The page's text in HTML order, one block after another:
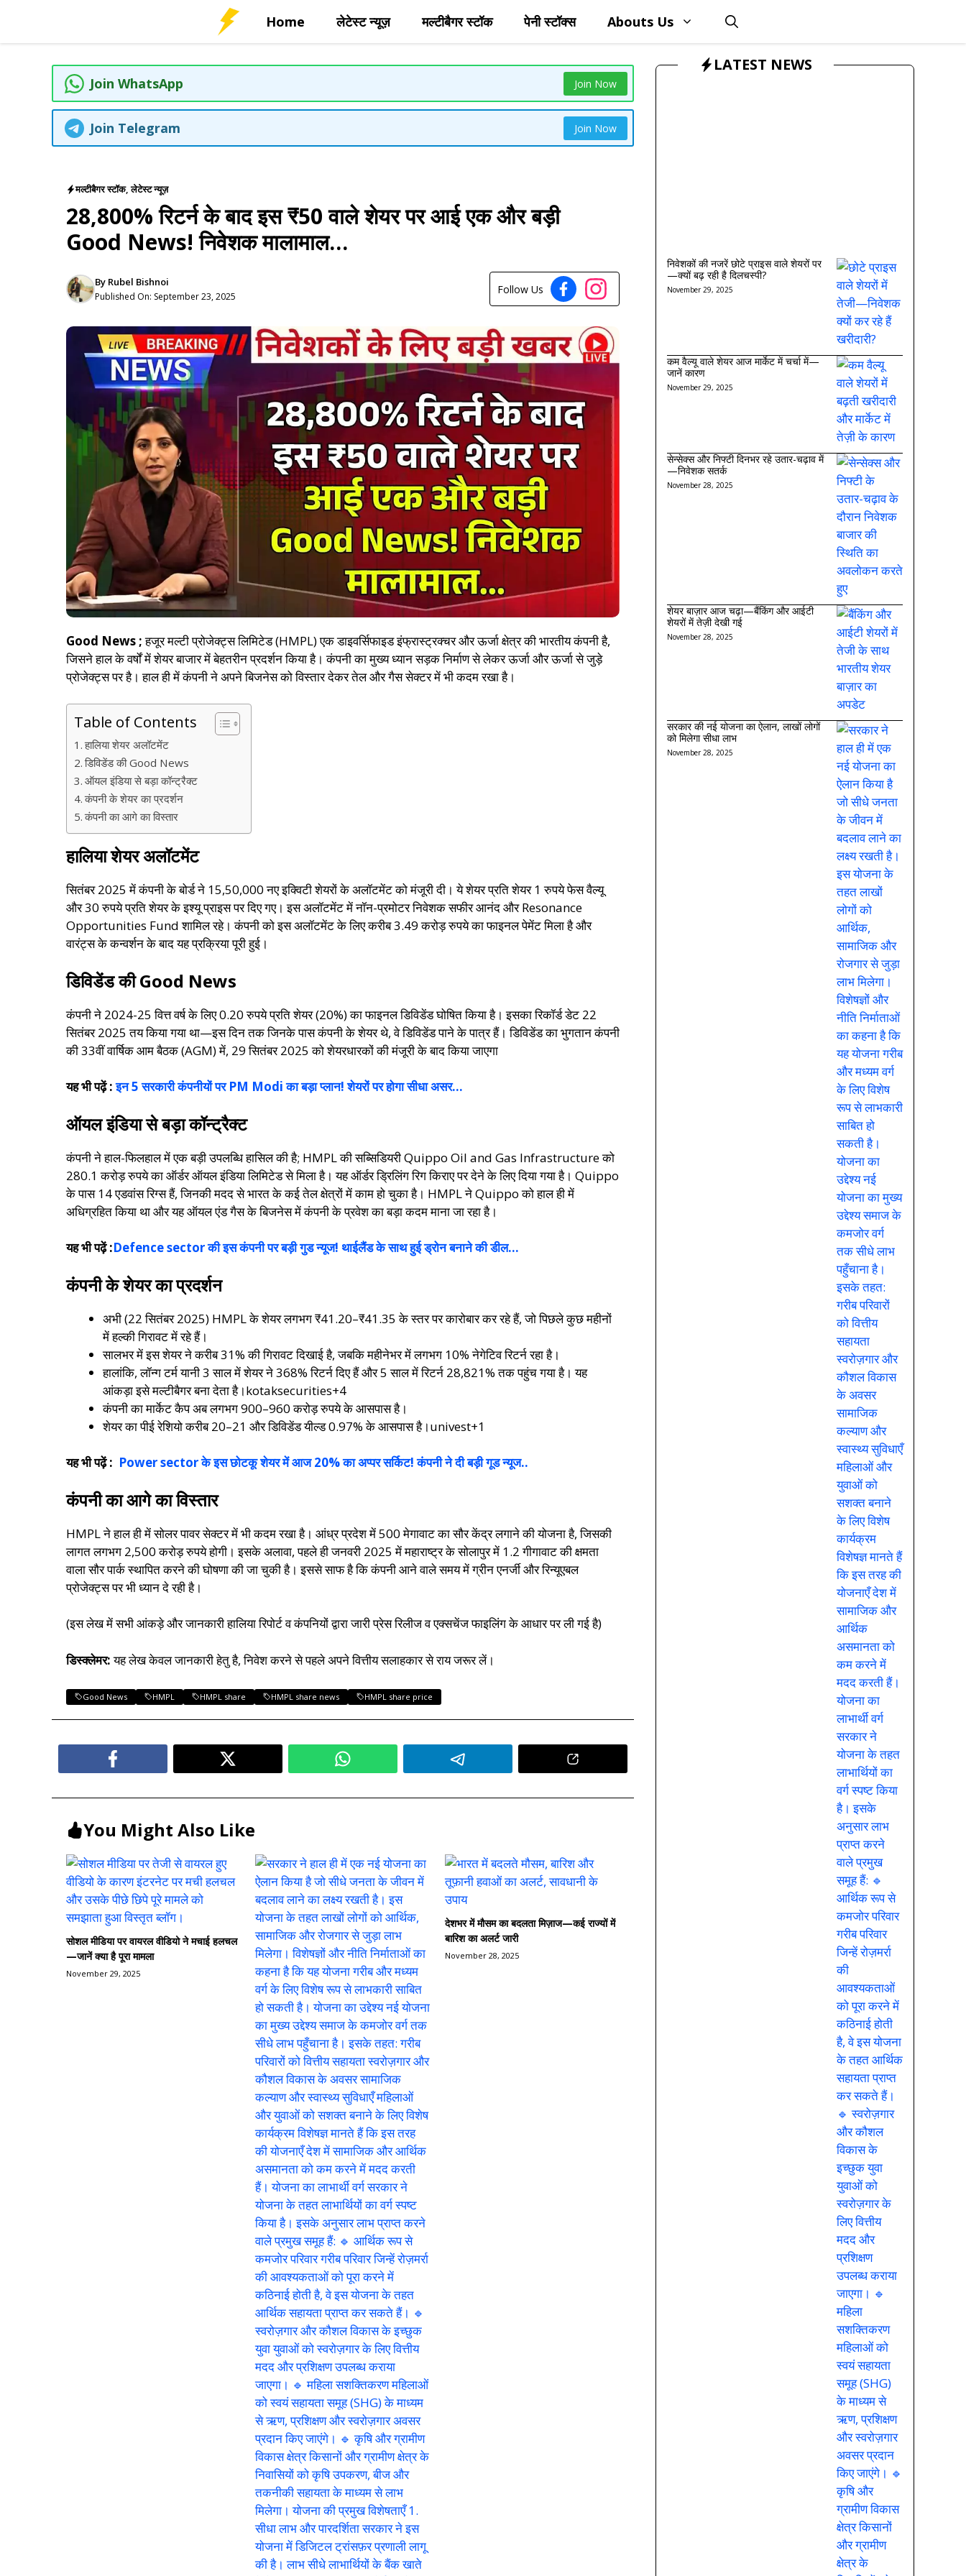
content
Home लेटेस्ट न्यूज़ मल्टीबैगर स्टॉक पेनी स्टॉक्स Abouts Us
Join WhatsApp Join Now
Join Telegram Join Now
मल्टीबैगर स्टॉक,लेटेस्ट न्यूज़
28,800% रिटर्न के बाद इस ₹50 वाले शेयर पर आई एक और बड़ी
Good News! निवेशक मालामाल…
By Rubel Bishnoi
Published On: September 23, 2025
Follow Us
Good News ;हजूर मल्टी प्रोजेक्ट्स लिमिटेड (HMPL) एक डाइवर्सिफाइड इंफ्रास्ट्रक्चर और ऊर्जा क्षेत्र की भारतीय कंपनी है,
जिसने हाल के वर्षों में शेयर बाजार में बेहतरीन प्रदर्शन किया है। कंपनी का मुख्य ध्यान सड़क निर्माण से लेकर ऊर्जा और ऊर्जा से जुड़े
प्रोजेक्ट्स पर है। हाल ही में कंपनी ने अपने बिजनेस को विस्तार देकर तेल और गैस सेक्टर में भी कदम रखा है।
Table of Contents
हालिया शेयर अलॉटमेंट
डिविडेंड की Good News
ऑयल इंडिया से बड़ा कॉन्ट्रैक्ट
कंपनी के शेयर का प्रदर्शन
कंपनी का आगे का विस्तार
हालिया शेयर अलॉटमेंट
सितंबर 2025 में कंपनी के बोर्ड ने 15,50,000 नए इक्विटी शेयरों के अलॉटमेंट को मंजूरी दी। ये शेयर प्रति शेयर 1 रुपये फेस वैल्यू
और 30 रुपये प्रति शेयर के इश्यू प्राइस पर दिए गए। इस अलॉटमेंट में नॉन-प्रमोटर निवेशक सफीर आनंद और Resonance
Opportunities Fund शामिल रहे। कंपनी को इस अलॉटमेंट के लिए करीब 3.49 करोड़ रुपये का फाइनल पेमेंट मिला है और
वारंट्स के कन्वर्शन के बाद यह प्रक्रिया पूरी हुई।
डिविडेंड कीGood News
कंपनी ने 2024-25 वित्त वर्ष के लिए 0.20 रुपये प्रति शेयर (20%) का फाइनल डिविडेंड घोषित किया है। इसका रिकॉर्ड डेट 22
सितंबर 2025 तय किया गया था—इस दिन तक जिनके पास कंपनी के शेयर थे, वे डिविडेंड पाने के पात्र हैं। डिविडेंड का भुगतान कंपनी
की 33वीं वार्षिक आम बैठक (AGM) में, 29 सितंबर 2025 को शेयरधारकों की मंजूरी के बाद किया जाएगा
यह भी पढ़ें :इन 5 सरकारी कंपनीयों पर PM Modi का बड़ा प्लान! शेयरों पर होगा सीधा असर…
ऑयल इंडिया से बड़ा कॉन्ट्रैक्ट
कंपनी ने हाल-फिलहाल में एक बड़ी उपलब्धि हासिल की है; HMPL की सब्सिडियरी Quippo Oil and Gas Infrastructure को
280.1 करोड़ रुपये का ऑर्डर ऑयल इंडिया लिमिटेड से मिला है। यह ऑर्डर ड्रिलिंग रिग किराए पर देने के लिए दिया गया है। Quippo
के पास 14 एडवांस रिग्स हैं, जिनकी मदद से भारत के कई तेल क्षेत्रों में काम हो चुका है। HMPL ने Quippo को हाल ही में
अधिग्रहित किया था और यह ऑयल एंड गैस के बिजनेस में कंपनी के प्रवेश का बड़ा कदम माना जा रहा है।
यह भी पढ़ें :Defence sector की इस कंपनी पर बड़ी गुड न्यूज! थाईलैंड के साथ हुई ड्रोन बनाने की डील…
कंपनी के शेयर का प्रदर्शन
अभी (22 सितंबर 2025) HMPL के शेयर लगभग ₹41.20–₹41.35 के स्तर पर कारोबार कर रहे हैं, जो पिछले कुछ महीनों
में हल्की गिरावट में रहे हैं।
सालभर में इस शेयर ने करीब 31% की गिरावट दिखाई है, जबकि महीनेभर में लगभग 10% नेगेटिव रिटर्न रहा है।
हालांकि, लॉन्ग टर्म यानी 3 साल में शेयर ने 368% रिटर्न दिए हैं और 5 साल में रिटर्न 28,821% तक पहुंच गया है। यह
आंकड़ा इसे मल्टीबैगर बना देता है।kotaksecurities+4
कंपनी का मार्केट कैप अब लगभग 900–960 करोड़ रुपये के आसपास है।
शेयर का पीई रेशियो करीब 20–21 और डिविडेंड यील्ड 0.97% के आसपास है।univest+1
यह भी पढ़ें : Power sector के इस छोटकू शेयर में आज 20% का अप्पर सर्किट! कंपनी ने दी बड़ी गूड न्यूज..
कंपनी का आगे का विस्तार
HMPL ने हाल ही में सोलर पावर सेक्टर में भी कदम रखा है। आंध्र प्रदेश में 500 मेगावाट का सौर केंद्र लगाने की योजना है, जिसकी
लागत लगभग 2,500 करोड़ रुपये होगी। इसके अलावा, पहले ही जनवरी 2025 में महाराष्ट्र के सोलापुर में 1.2 गीगावाट की क्षमता
वाला सौर पार्क स्थापित करने की घोषणा की जा चुकी है। इससे साफ है कि कंपनी आने वाले समय में ग्रीन एनर्जी और रिन्यूएबल
प्रोजेक्ट्स पर भी ध्यान दे रही है।
(इस लेख में सभी आंकड़े और जानकारी हालिया रिपोर्ट व कंपनियों द्वारा जारी प्रेस रिलीज व एक्सचेंज फाइलिंग के आधार पर ली गई है)
डिस्क्लेमर:यह लेख केवल जानकारी हेतु है, निवेश करने से पहले अपने वित्तीय सलाहकार से राय जरूर लें।
Good News HMPL HMPL share HMPL share news HMPL share price
You Might Also Like
सोशल मीडिया पर वायरल वीडियो ने मचाई हलचल
—जानें क्या है पूरा मामला
November 29, 2025
देशभर में मौसम का बदलता मिज़ाज—कई राज्यों में
बारिश का अलर्ट जारी
November 28, 2025
LATEST NEWS
निवेशकों की नजरें छोटे प्राइस वाले शेयरों पर
—क्यों बढ़ रही है दिलचस्पी?
November 29, 2025
कम वैल्यू वाले शेयर आज मार्केट में चर्चा में—
जानें कारण
November 29, 2025
सेन्सेक्स और निफ्टी दिनभर रहे उतार-चढ़ाव में
—निवेशक सतर्क
November 28, 2025
शेयर बाज़ार आज चढ़ा—बैंकिंग और आईटी
शेयरों में तेज़ी देखी गई
November 28, 2025
सरकार की नई योजना का ऐलान, लाखों लोगों
को मिलेगा सीधा लाभ
November 28, 2025